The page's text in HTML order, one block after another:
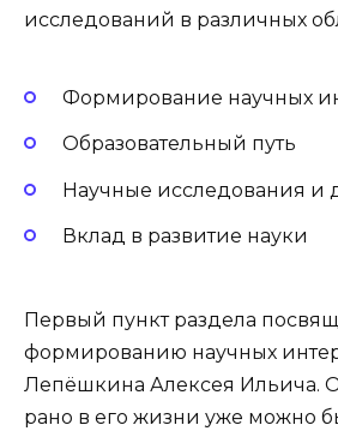
исследований в различных
Формирование научных
Образовательный путь
Научные исследования и
Вклад в развитие науки
Первый пункт раздела
формированию научных
Лепёшкина Алексея Ильича.
рано в его жизни уже можно